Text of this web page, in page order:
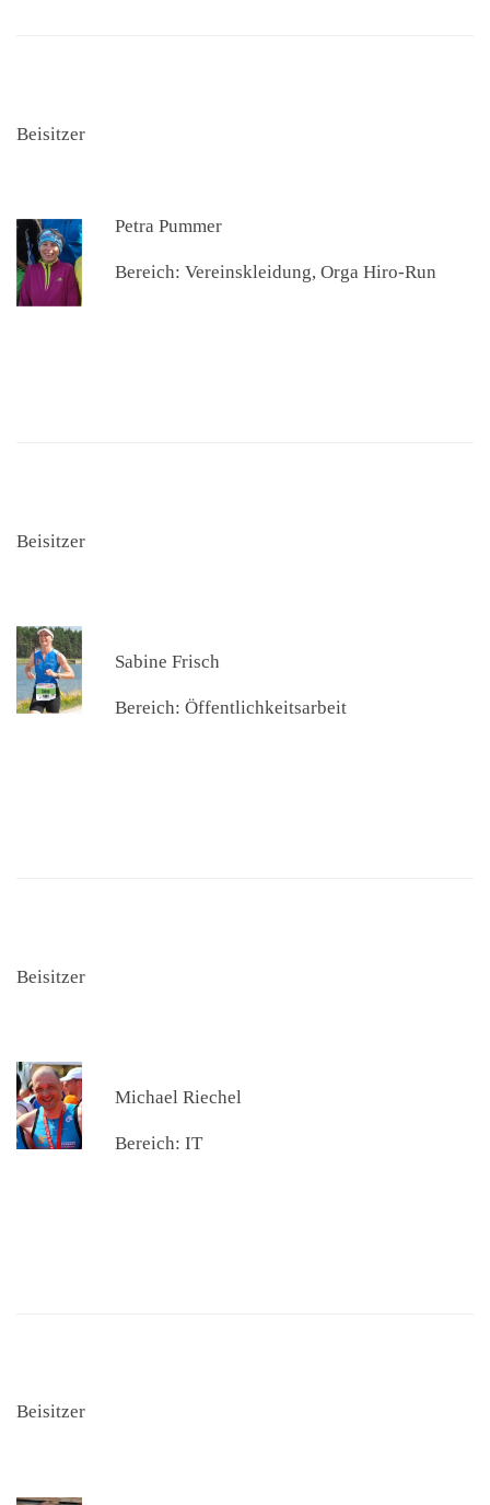
Beisitzer
Petra Pummer
Bereich: Vereinskleidung, Orga Hiro-Run
Beisitzer
Sabine Frisch
Bereich: Öffentlichkeitsarbeit
Beisitzer
Michael Riechel
Bereich: IT
Beisitzer